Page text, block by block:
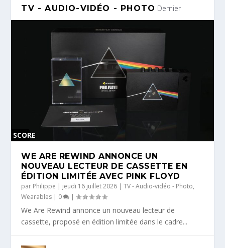
TV - AUDIO-VIDÉO - PHOTO Dernier
SCORE
WE ARE REWIND ANNONCE UN
NOUVEAU LECTEUR DE CASSETTE EN
ÉDITION LIMITÉE AVEC PINK FLOYD
par Philippe | jeudi 16 juillet 2026 |TV - Audio-vidéo - Photo,
Wearables | 0 |
We Are Rewind annonce un nouveau lecteur de
cassette, proposé en édition limitée dans le cadre...